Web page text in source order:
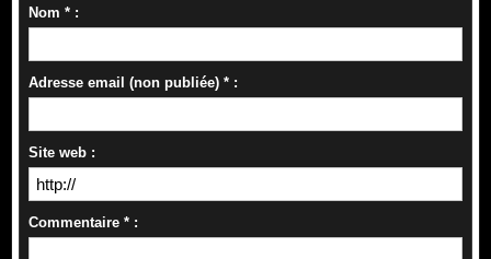
Nom * :
Adresse email (non publiée) * :
Site web :
Commentaire * :